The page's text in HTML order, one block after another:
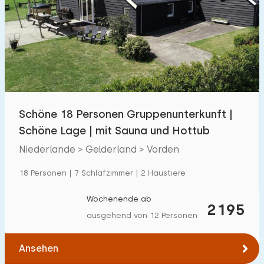
Schwimmbad 50
Eingezäunter Garten 73
Haustierfrei 130
Fahrradschuppen 107
Budget
€ 0 — € 1000+
Mindestanzahl
Schöne 18 Personen Gruppenunterkunft |
Schöne Lage | mit Sauna und Hottub
Niederlande > Gelderland > Vorden
18 Personen | 7 Schlafzimmer | 2 Haustiere
2195
Wochenende ab
ausgehend von 12 Personen
Ansehen